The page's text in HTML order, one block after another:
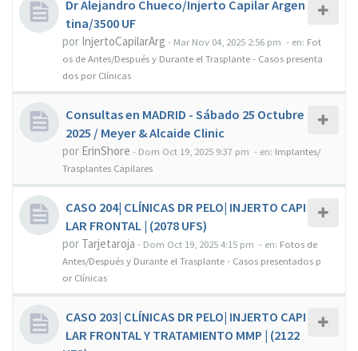
Dr Alejandro Chueco/Injerto Capilar Argen
tina/3500 UF
por InjertoCapilarArg - Mar Nov 04, 2025 2:56 pm - en: Fot
os de Antes/Después y Durante el Trasplante - Casos presenta
dos por Clínicas
Consultas en MADRID - Sábado 25 Octubre
2025 / Meyer & Alcaide Clinic
por ErinShore - Dom Oct 19, 2025 9:37 pm - en: Implantes/
Trasplantes Capilares
CASO 204| CLÍNICAS DR PELO| INJERTO CAPI
LAR FRONTAL | (2078 UFS)
por Tarjetaroja - Dom Oct 19, 2025 4:15 pm - en: Fotos de
Antes/Después y Durante el Trasplante - Casos presentados p
or Clínicas
CASO 203| CLÍNICAS DR PELO| INJERTO CAPI
LAR FRONTAL Y TRATAMIENTO MMP | (2122